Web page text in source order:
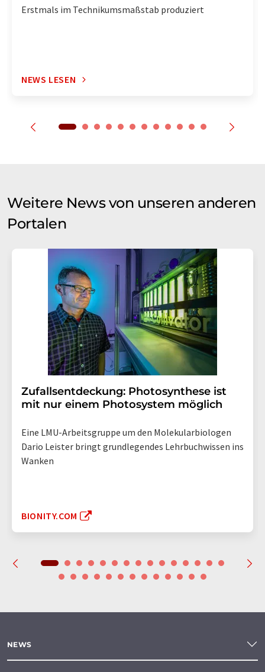
Erstmals im Technikumsmaßstab produziert
NEWS LESEN
Weitere News von unseren anderen
Portalen
Zufallsentdeckung: Photosynthese ist
mit nur einem Photosystem möglich
Eine LMU-Arbeitsgruppe um den Molekularbiologen
Dario Leister bringt grundlegendes Lehrbuchwissen ins
Wanken
BIONITY.COM
NEWS